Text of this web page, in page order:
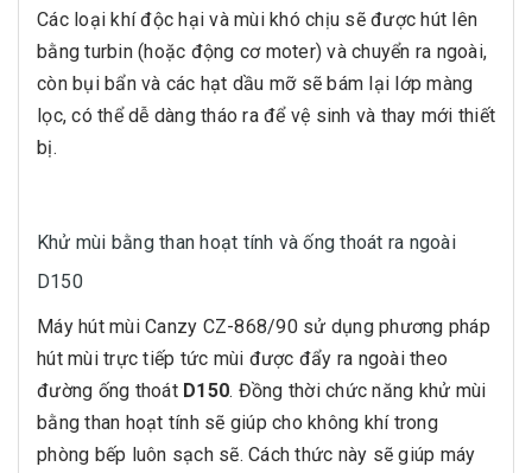
Các loại khí độc hại và mùi khó chịu sẽ được hút lên
bằng turbin (hoặc động cơ moter) và chuyển ra ngoài,
còn bụi bẩn và các hạt dầu mỡ sẽ bám lại lớp màng
lọc, có thể dễ dàng tháo ra để vệ sinh và thay mới thiết
bị.
Khử mùi bằng than hoạt tính và ống thoát ra ngoài
D150
Máy hút mùi Canzy CZ-868/90 sử dụng phương pháp
hút mùi trực tiếp tức mùi được đẩy ra ngoài theo
đường ống thoát D150. Đồng thời chức năng khử mùi
bằng than hoạt tính sẽ giúp cho không khí trong
phòng bếp luôn sạch sẽ. Cách thức này sẽ giúp máy